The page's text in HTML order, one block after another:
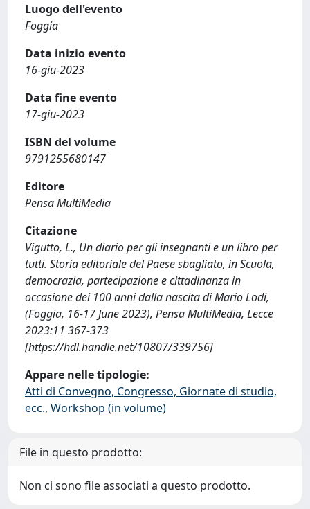
Luogo dell'evento
Foggia
Data inizio evento
16-giu-2023
Data fine evento
17-giu-2023
ISBN del volume
9791255680147
Editore
Pensa MultiMedia
Citazione
Vigutto, L., Un diario per gli insegnanti e un libro per
tutti. Storia editoriale del Paese sbagliato, in Scuola,
democrazia, partecipazione e cittadinanza in
occasione dei 100 anni dalla nascita di Mario Lodi,
(Foggia, 16-17 June 2023), Pensa MultiMedia, Lecce
2023:11 367-373
[https://hdl.handle.net/10807/339756]
Appare nelle tipologie:
Atti di Convegno, Congresso, Giornate di studio,
ecc., Workshop (in volume)
File in questo prodotto:
Non ci sono file associati a questo prodotto.